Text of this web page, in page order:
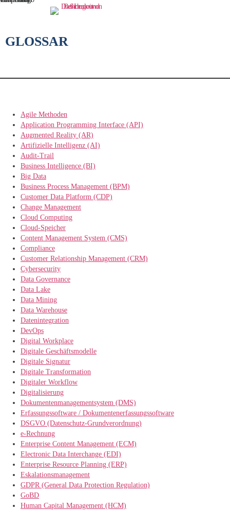
GLOSSAR
Agile Methoden
Application Programming Interface (API)
Augmented Reality (AR)
Artifizielle Intelligenz (AI)
Audit-Trail
Business Intelligence (BI)
Big Data
Business Process Management (BPM)
Customer Data Platform (CDP)
Change Management
Cloud Computing
Cloud-Speicher
Content Management System (CMS)
Compliance
Customer Relationship Management (CRM)
Cybersecurity
Data Governance
Data Lake
Data Mining
Data Warehouse
Datenintegration
DevOps
Digital Workplace
Digitale Geschäftsmodelle
Digitale Signatur
Digitale Transformation
Digitaler Workflow
Digitalisierung
Dokumentenmanagementsystem (DMS)
Erfassungssoftware / Dokumentenerfassungssoftware
DSGVO (Datenschutz-Grundverordnung)
e-Rechnung
Enterprise Content Management (ECM)
Electronic Data Interchange (EDI)
Enterprise Resource Planning (ERP)
Eskalationsmanagement
GDPR (General Data Protection Regulation)
GoBD
Human Capital Management (HCM)